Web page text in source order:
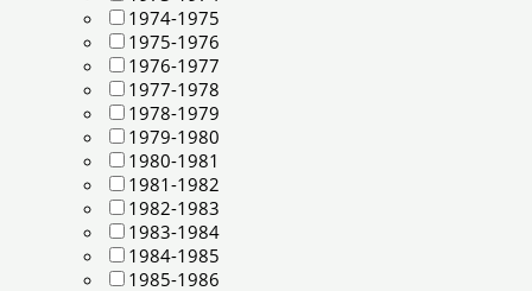
1974-1975
1975-1976
1976-1977
1977-1978
1978-1979
1979-1980
1980-1981
1981-1982
1982-1983
1983-1984
1984-1985
1985-1986